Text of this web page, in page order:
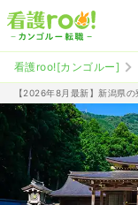
看護roo![カンゴルー]
【2026年8月最新】新潟県